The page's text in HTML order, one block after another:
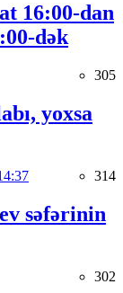
16:00-dan
dək
305
yoxsa
314
səfərinin
302